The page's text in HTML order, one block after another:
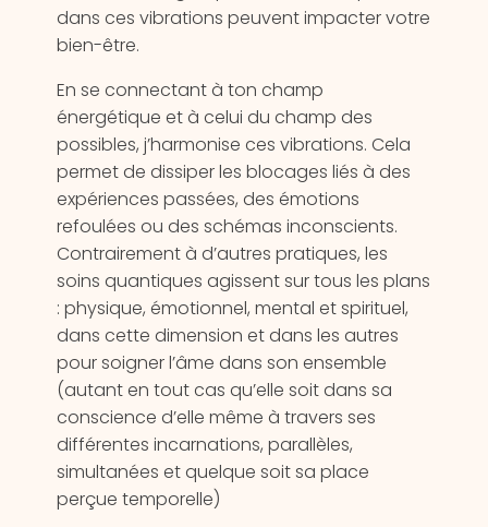
dans ces vibrations peuvent impacter votre
bien-être.
En se connectant à ton champ
énergétique et à celui du champ des
possibles, j’harmonise ces vibrations. Cela
permet de dissiper les blocages liés à des
expériences passées, des émotions
refoulées ou des schémas inconscients.
Contrairement à d’autres pratiques, les
soins quantiques agissent sur tous les plans
: physique, émotionnel, mental et spirituel,
dans cette dimension et dans les autres
pour soigner l’âme dans son ensemble
(autant en tout cas qu’elle soit dans sa
conscience d’elle même à travers ses
différentes incarnations, parallèles,
simultanées et quelque soit sa place
perçue temporelle)